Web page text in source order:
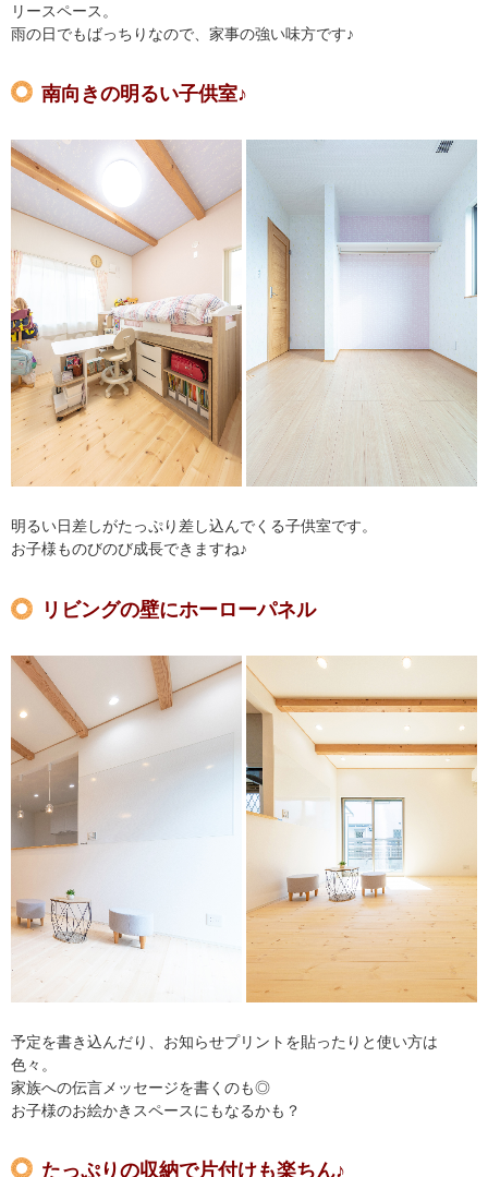
リースペース。
雨の日でもばっちりなので、家事の強い味方です♪
南向きの明るい子供室♪
明るい日差しがたっぷり差し込んでくる子供室です。
お子様ものびのび成長できますね♪
リビングの壁にホーローパネル
予定を書き込んだり、お知らせプリントを貼ったりと使い方は
色々。
家族への伝言メッセージを書くのも◎
お子様のお絵かきスペースにもなるかも？
たっぷりの収納で片付けも楽ちん♪